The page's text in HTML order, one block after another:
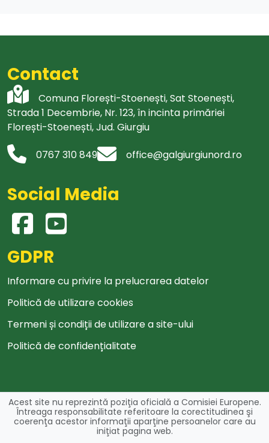
Contact
Comuna Florești-Stoenești, Sat Stoenești,
Strada 1 Decembrie, Nr. 123, în incinta primăriei
Florești-Stoenești, Jud. Giurgiu
0767 310 849
office@galgiurgiunord.ro
Social Media
GDPR
Informare cu privire la prelucrarea datelor
Politică de utilizare cookies
Termeni și condiții de utilizare a site-ului
Politică de confidențialitate
Acest site nu reprezintă poziţia oficială a Comisiei Europene.
Întreaga responsabilitate referitoare la corectitudinea şi
coerenţa acestor informaţii aparţine persoanelor care au
iniţiat pagina web.